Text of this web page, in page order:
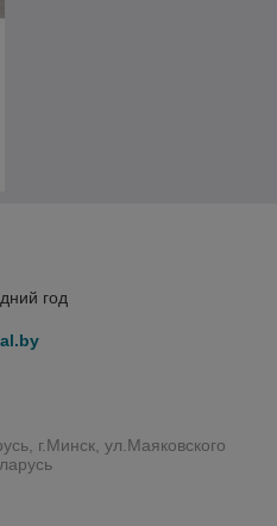
год
г.Минск, ул.Маяковского